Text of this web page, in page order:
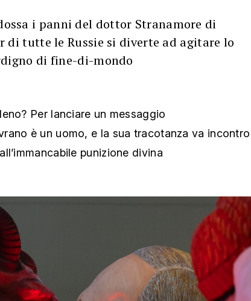
i panni del dottor Stranamore di
di tutte le Russie si diverte ad agitare lo
di fine-di-mondo
Per lanciare un messaggio
è un uomo, e la sua tracotanza va incontro
punizione divina